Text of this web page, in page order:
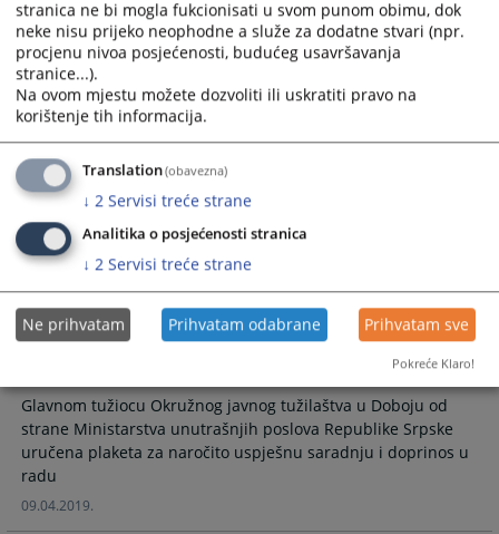
Održana radionica za glavne tužioce i glasnogovornike u
tužilaštvima u BiH
27.06.2019.
Održan seminar o jačanju
Održan seminar o jačanju transparentnosti tužilaštava u BiH
17.04.2019.
Dodjela plakete glavnom tužiocu
Glavnom tužiocu Okružnog javnog tužilaštva u Doboju od
strane Ministarstva unutrašnjih poslova Republike Srpske
uručena plaketa za naročito uspješnu saradnju i doprinos u
radu
09.04.2019.
stranica ne bi mogla fukcionisati u svom punom obimu, dok
neke nisu prijeko neophodne a služe za dodatne stvari (npr.
procjenu nivoa posjećenosti, budućeg usavršavanja
stranice...).
Na ovom mjestu možete dozvoliti ili uskratiti pravo na
korištenje tih informacija.
Translation(obavezna)
↓ 2 Servisi treće strane
Analitika o posjećenosti stranica
↓ 2 Servisi treće strane
Ne prihvatam Prihvatam odabrane Prihvatam sve
Pokreće Klaro!